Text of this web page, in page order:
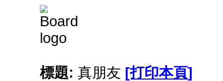
標題: 真朋友 [打印本頁]